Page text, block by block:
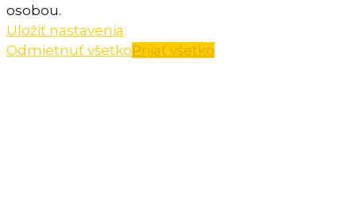
osobou.
Uložiť nastavenia
Odmietnuť všetkoPrijať všetko